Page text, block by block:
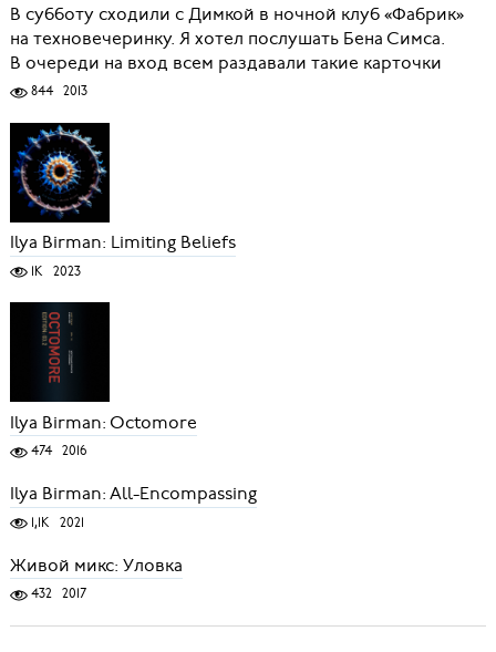
В субботу сходили с Димкой в ночной клуб «Фабрик»
на техновечеринку. Я хотел послушать Бена Симса.
В очереди на вход всем раздавали такие карточки
844 2013
Ilya Birman: Limiting Beliefs
1K 2023
Ilya Birman: Octomore
474 2016
Ilya Birman: All-Encompassing
1,1K 2021
Живой микс: Уловка
432 2017